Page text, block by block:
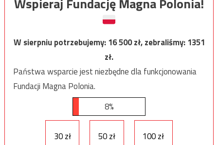
W sierpniu potrzebujemy:16 500zł, zebraliśmy:1351
zł.
Państwa wsparcie jest niezbędne dla funkcjonowania
Fundacji Magna Polonia.
8%
30 zł 50 zł 100 zł